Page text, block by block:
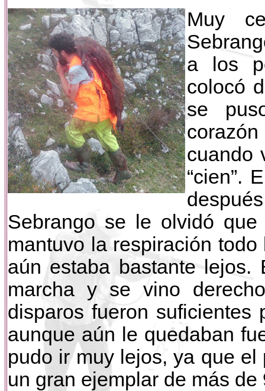
Muy
a los
colocó
se
cuando
“cien”.
Sebrango se le olvidó
mantuvo la respiración
aún estaba bastante lejos.
marcha y se vino
disparos fueron
aunque aún le quedaban
pudo ir muy lejos, ya que
un gran ejemplar de más